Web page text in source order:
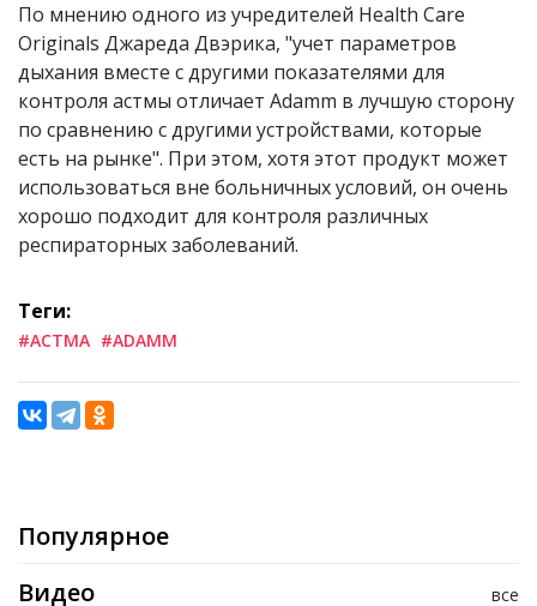
По мнению одного из учредителей Health Care
Originals Джареда Двэрика, "учет параметров
дыхания вместе с другими показателями для
контроля астмы отличает Adamm в лучшую сторону
по сравнению с другими устройствами, которые
есть на рынке". При этом, хотя этот продукт может
использоваться вне больничных условий, он очень
хорошо подходит для контроля различных
респираторных заболеваний.
Теги:
#АСТМА #ADAMM
Популярное
все
Видео